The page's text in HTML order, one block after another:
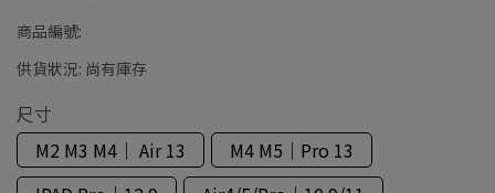
商品編號:
供貨狀況: 尚有庫存
尺寸
M2 M3 M4｜ Air 13
M4 M5｜Pro 13